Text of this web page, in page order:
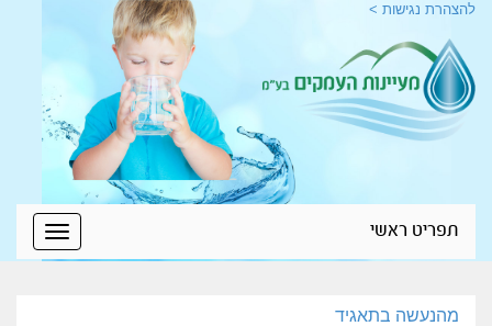
להצהרת נגישות >
Toggle
תפריט ראשי
מהנעשה בתאגיד